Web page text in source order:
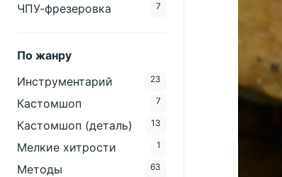
ЧПУ-фрезеровка 7
По жанру
Инструментарий
23
Кастомшоп 7
Кастомшоп (деталь) 13
Мелкие хитрости 1
Методы 63